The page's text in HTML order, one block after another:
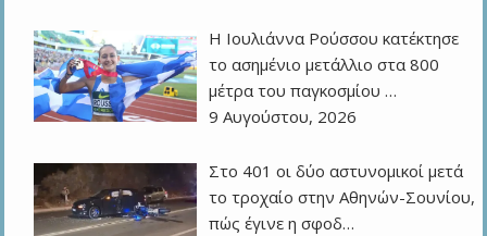
Η Ιουλιάννα Ρούσσου κατέκτησε
το ασημένιο μετάλλιο στα 800
μέτρα του παγκοσμίου …
9 Αυγούστου, 2026
Στο 401 οι δύο αστυνομικοί μετά
το τροχαίο στην Αθηνών-Σουνίου,
πώς έγινε η σφοδ…